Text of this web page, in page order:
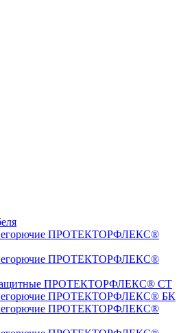
ПРОТЕКТОРФЛЕКС®
ПРОТЕКТОРФЛЕКС®
ПРОТЕКТОРФЛЕКС® СТ
ПРОТЕКТОРФЛЕКС® БК
ПРОТЕКТОРФЛЕКС®